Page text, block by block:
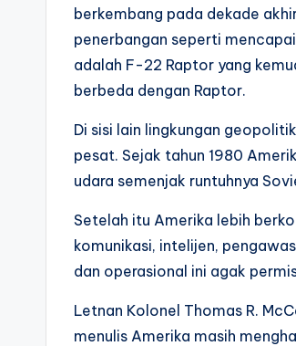
berkembang pada dekade
penerbangan seperti
adalah F-22 Raptor yang
berbeda dengan Raptor.
Di sisi lain lingkungan
pesat. Sejak tahun 1980
udara semenjak runtuhnya
Setelah itu Amerika lebih
komunikasi, intelijen,
dan operasional ini agak
Letnan Kolonel Thomas R.
menulis Amerika masih